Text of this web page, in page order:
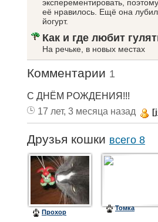
эксперементировать,
её нравилось. Ещё она
йогурт.
Как и где любит
На речьке, в новых местах
Комментарии 1
С ДНЁМ РОЖДЕНИЯ!!!
17 лет, 3 месяца назад
Друзья кошки всего 8
Прохор
Томка